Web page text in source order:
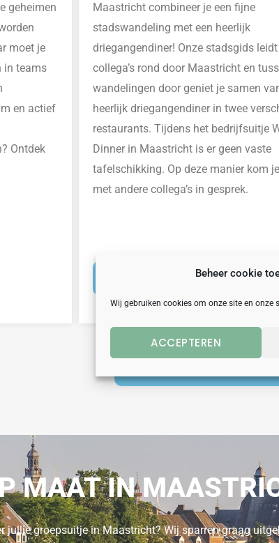
Beheer cookie
Wij gebruiken cookies om onze site en onze
ACCEPTEREN
geheimen
moet je
in teams
en actief
Ontdek
Maastricht combineer je een fijne
stadswandeling met een heerlijk
driegangendiner! Onze stadsgids
collega’s rond door Maastricht en
wandelingen door geniet je samen
heerlijk driegangendiner in twee
restaurants. Tijdenshet bedrijfsuitje
Dinner in Maastricht is er geen vaste
tafelschikking. Op deze manier kom
met andere collega’sin gesprek.
MAAT IN
groepsuitje in Maastricht? Wij sparren graag